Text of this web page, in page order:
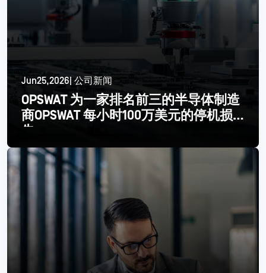
Jun25,2026| 公司新闻
OPSWAT 为一家排名前三的半导体制造
商OPSWAT 每小时100万美元的停机损
失
更多信息